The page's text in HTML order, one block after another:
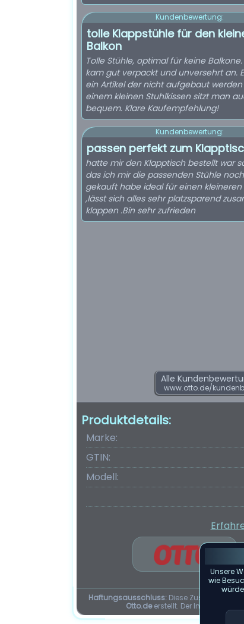
Unsere
wie
Kundenbewertung:
tolle Klappstühle für den
Balkon
Tolle Stühle, optimal für keine
kam gut verpackt und unversehrt an.
ein Artikel der nicht aufgebaut werden
einem kleinen Stuhlkissen sitzt man
bequem. Klare Kaufempfehlung!
Kundenbewertung:
passen perfekt zum
hatte mir den Klapptisch bestellt war
das ich mir die passenden Stühle
gekauft habe ideal für einen kleineren
,lässt sich alles sehr platzsparend
klappen .Bin sehr zufrieden
Alle
www.otto.de/
Produktdetails:
Marke:
GTIN:
Modell:
Haftungsausschluss:Diese
Otto.deerstellt. Der Inhalt dieser